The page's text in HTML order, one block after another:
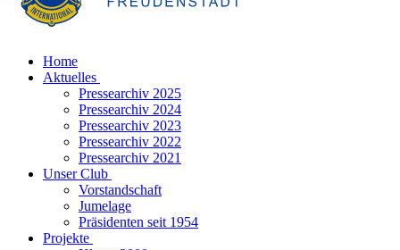
Home
Aktuelles
Pressearchiv 2025
Pressearchiv 2024
Pressearchiv 2023
Pressearchiv 2022
Pressearchiv 2021
Unser Club
Vorstandschaft
Jumelage
Präsidenten seit 1954
Projekte